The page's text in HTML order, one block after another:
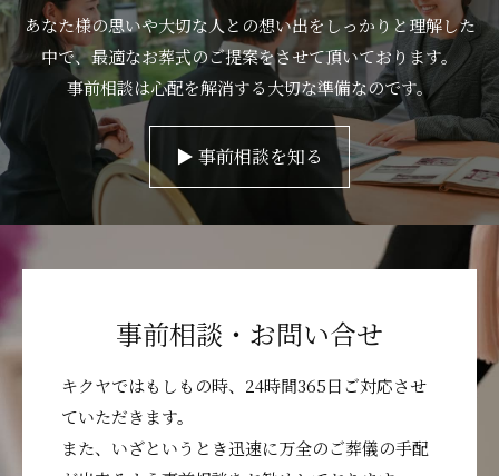
あなた様の思いや大切な人との想い出をしっかりと理解した
中で、最適なお葬式のご提案をさせて頂いております。
事前相談は心配を解消する大切な準備なのです。
▶︎ 事前相談を知る
事前相談・お問い合せ
キクヤではもしもの時、24時間365日ご対応させ
ていただきます。
また、いざというとき迅速に万全のご葬儀の手配